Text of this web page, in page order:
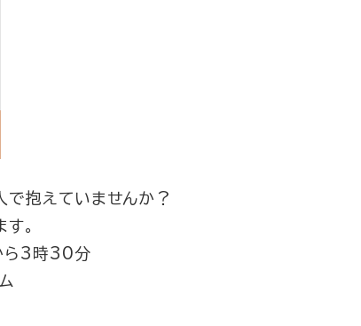
抱えていませんか？
。
ら3時30分